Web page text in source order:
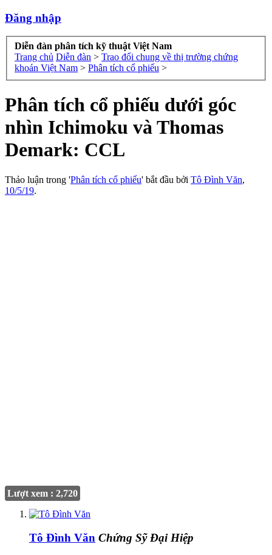
Đăng nhập
Diễn đàn phân tích kỹ thuật Việt Nam
Trang chủ Diễn đàn > Trao đổi chung về thị trường chứng
khoán Việt Nam > Phân tích cổ phiếu >
Phân tích cổ phiếu dưới góc
nhìn Ichimoku và Thomas
Demark: CCL
Thảo luận trong 'Phân tích cổ phiếu' bắt đầu bởi Tô Đình Văn,
10/5/19.
Lượt xem : 2,720
Tô Đình Văn Chứng Sỹ Đại Hiệp